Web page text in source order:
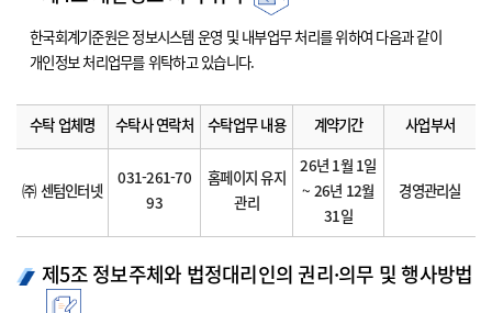
한국회계기준원은 정보시스템 운영 및 내부업무 처리를 위하여 다음과 같이
개인정보 처리업무를 위탁하고 있습니다.
수탁 업체명 수탁사 연락처 수탁업무 내용 계약기간 사업부서
㈜ 센텀인터넷
031-261-70
93
홈페이지 유지
관리
26년 1월 1일
~ 26년 12월
31일
경영관리실
제5조 정보주체와 법정대리인의 권리·의무 및 행사방법